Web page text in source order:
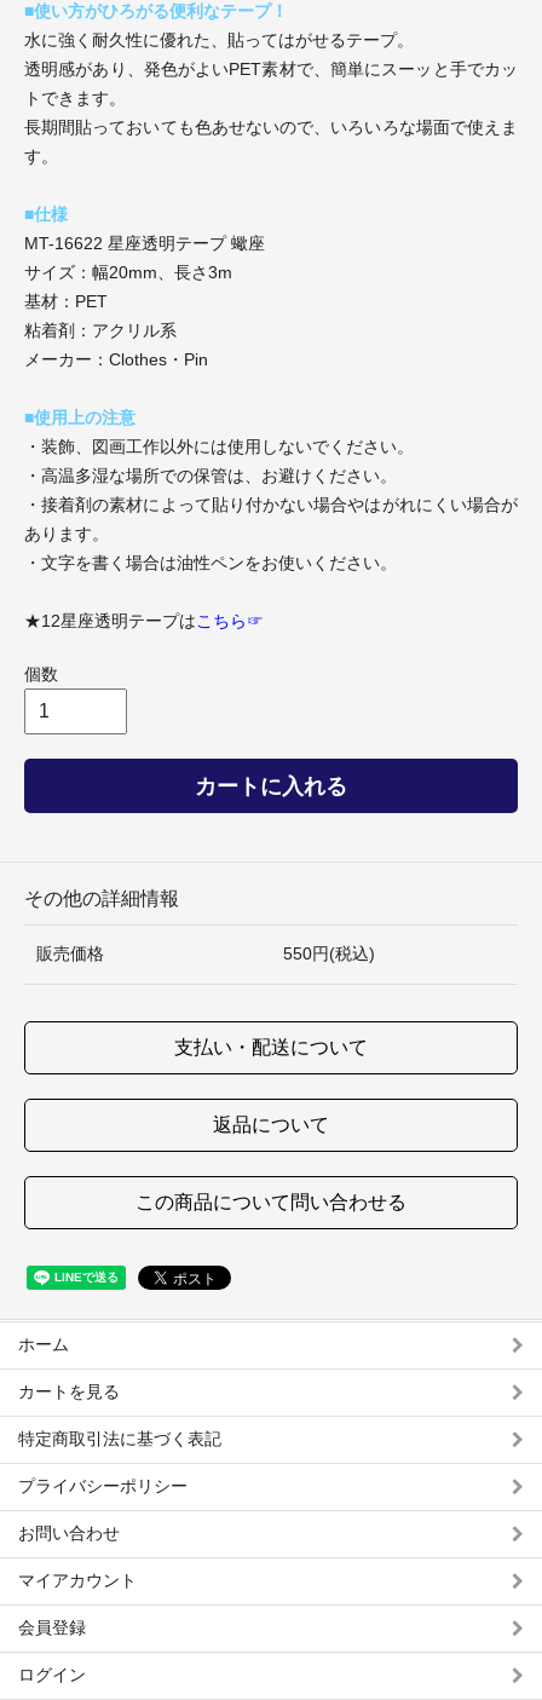
■使い方がひろがる便利なテープ！
水に強く耐久性に優れた、貼ってはがせるテープ。
透明感があり、発色がよいPET素材で、簡単にスーッと手でカッ
トできます。
長期間貼っておいても色あせないので、いろいろな場面で使えま
す。
■仕様
MT-16622 星座透明テープ 蠍座
サイズ：幅20mm、長さ3m
基材：PET
粘着剤：アクリル系
メーカー：Clothes・Pin
■使用上の注意
・装飾、図画工作以外には使用しないでください。
・高温多湿な場所での保管は、お避けください。
・接着剤の素材によって貼り付かない場合やはがれにくい場合が
あります。
・文字を書く場合は油性ペンをお使いください。
★12星座透明テープはこちら☞
個数
カートに入れる
その他の詳細情報
販売価格 550円(税込)
支払い・配送について
返品について
この商品について問い合わせる
ホーム
カートを見る
特定商取引法に基づく表記
プライバシーポリシー
お問い合わせ
マイアカウント
会員登録
ログイン